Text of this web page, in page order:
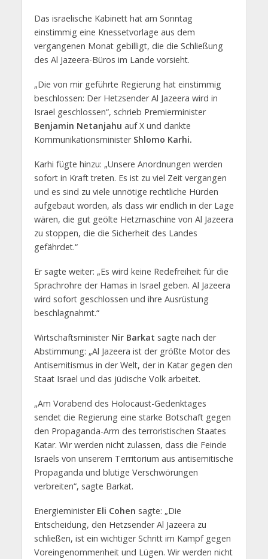
Das israelische Kabinett hat am Sonntag
einstimmig eine Knessetvorlage aus dem
vergangenen Monat gebilligt, die die Schließung
des Al Jazeera-Büros im Lande vorsieht.
„Die von mir geführte Regierung hat einstimmig
beschlossen: Der Hetzsender Al Jazeera wird in
Israel geschlossen“, schrieb Premierminister
Benjamin Netanjahu auf X und dankte
Kommunikationsminister Shlomo Karhi.
Karhi fügte hinzu: „Unsere Anordnungen werden
sofort in Kraft treten. Es ist zu viel Zeit vergangen
und es sind zu viele unnötige rechtliche Hürden
aufgebaut worden, als dass wir endlich in der Lage
wären, die gut geölte Hetzmaschine von Al Jazeera
zu stoppen, die die Sicherheit des Landes
gefährdet.“
Er sagte weiter: „Es wird keine Redefreiheit für die
Sprachrohre der Hamas in Israel geben. Al Jazeera
wird sofort geschlossen und ihre Ausrüstung
beschlagnahmt.“
Wirtschaftsminister Nir Barkat sagte nach der
Abstimmung: „Al Jazeera ist der größte Motor des
Antisemitismus in der Welt, der in Katar gegen den
Staat Israel und das jüdische Volk arbeitet.
„Am Vorabend des Holocaust-Gedenktages
sendet die Regierung eine starke Botschaft gegen
den Propaganda-Arm des terroristischen Staates
Katar. Wir werden nicht zulassen, dass die Feinde
Israels von unserem Territorium aus antisemitische
Propaganda und blutige Verschwörungen
verbreiten“, sagte Barkat.
Energieminister Eli Cohen sagte: „Die
Entscheidung, den Hetzsender Al Jazeera zu
schließen, ist ein wichtiger Schritt im Kampf gegen
Voreingenommenheit und Lügen. Wir werden nicht